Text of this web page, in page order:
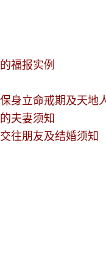
福报实例
身立命戒期及天地
夫妻须知
往朋友及结婚须知